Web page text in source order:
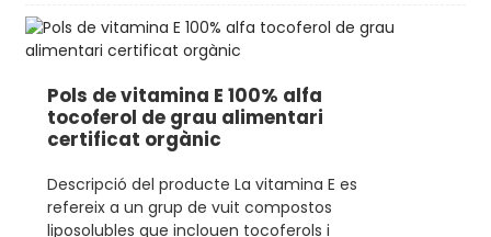
Pols de vitamina E 100% alfa
tocoferol de grau alimentari
certificat orgànic
Descripció del producte La vitamina E es
refereix a un grup de vuit compostos
liposolubles que inclouen tocoferols i